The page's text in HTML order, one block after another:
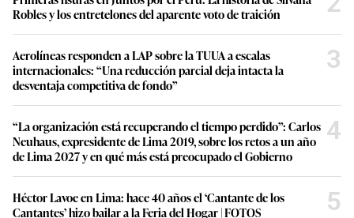
Robles y los entretelones del aparente voto de traición
Aerolíneas responden a LAP sobre la TUUA a escalas
internacionales: “Una reducción parcial deja intacta la
desventaja competitiva de fondo”
3
“La organización está recuperando el tiempo perdido”: Carlos
Neuhaus, expresidente de Lima 2019, sobre los retos a un año
de Lima 2027 y en qué más está preocupado el Gobierno
4
Héctor Lavoe en Lima: hace 40 años el ‘Cantante de los
Cantantes’ hizo bailar a la Feria del Hogar | FOTOS
5